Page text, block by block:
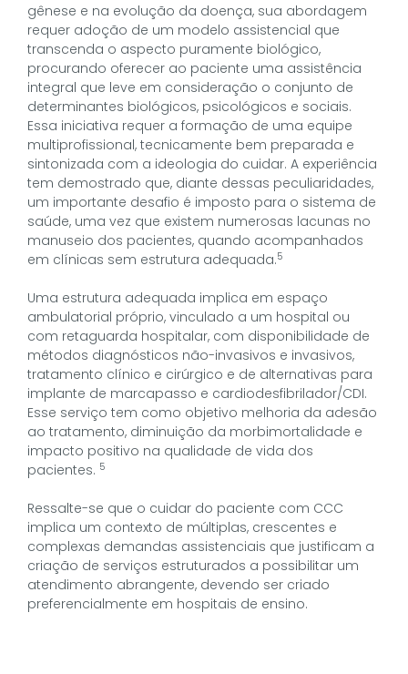
gênese e na evolução da doença, sua abordagem
requer adoção de um modelo assistencial que
transcenda o aspecto puramente biológico,
procurando oferecer ao paciente uma assistência
integral que leve em consideração o conjunto de
determinantes biológicos, psicológicos e sociais.
Essa iniciativa requer a formação de uma equipe
multiprofissional, tecnicamente bem preparada e
sintonizada com a ideologia do cuidar. A experiência
tem demostrado que, diante dessas peculiaridades,
um importante desafio é imposto para o sistema de
saúde, uma vez que existem numerosas lacunas no
manuseio dos pacientes, quando acompanhados
em clínicas sem estrutura adequada.5
Uma estrutura adequada implica em espaço
ambulatorial próprio, vinculado a um hospital ou
com retaguarda hospitalar, com disponibilidade de
métodos diagnósticos não-invasivos e invasivos,
tratamento clínico e cirúrgico e de alternativas para
implante de marcapasso e cardiodesfibrilador/CDI.
Esse serviço tem como objetivo melhoria da adesão
ao tratamento, diminuição da morbimortalidade e
impacto positivo na qualidade de vida dos
pacientes. 5
Ressalte-se que o cuidar do paciente com CCC
implica um contexto de múltiplas, crescentes e
complexas demandas assistenciais que justificam a
criação de serviços estruturados a possibilitar um
atendimento abrangente, devendo ser criado
preferencialmente em hospitais de ensino.